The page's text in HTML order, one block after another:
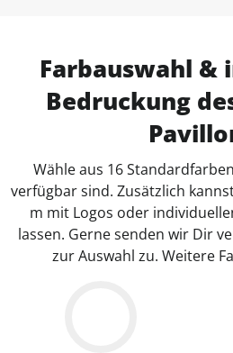
Farbauswahl &
Bedruckung
Wähle aus 16
verfügbar sind. Zusätzlich
m mit Logos oder
lassen. Gerne senden wir Dir
zur Auswahl zu. Weitere